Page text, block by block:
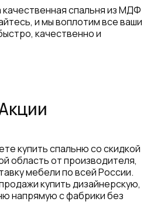
спальня из МДФ
и мы воплотим все ваши
качественно и
купить спальню со скидкой
область от производителя,
мебели по всей России.
купить дизайнерскую,
напрямую с фабрики без